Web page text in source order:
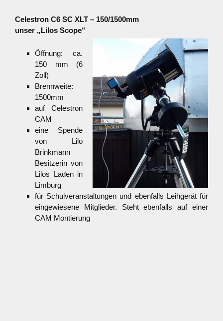
Celestron C6 SC XLT – 150/1500mm
unser „Lilos Scope“
Öffnung: ca.
150 mm (6
Zoll)
Brennweite:
1500mm
auf Celestron
CAM
eine Spende
von Lilo
Brinkmann
Besitzerin von
Lilos Laden in
Limburg
für Schulveranstaltungen und ebenfalls Leihgerät für
eingewiesene Mitglieder. Steht ebenfalls auf einer
CAM Montierung